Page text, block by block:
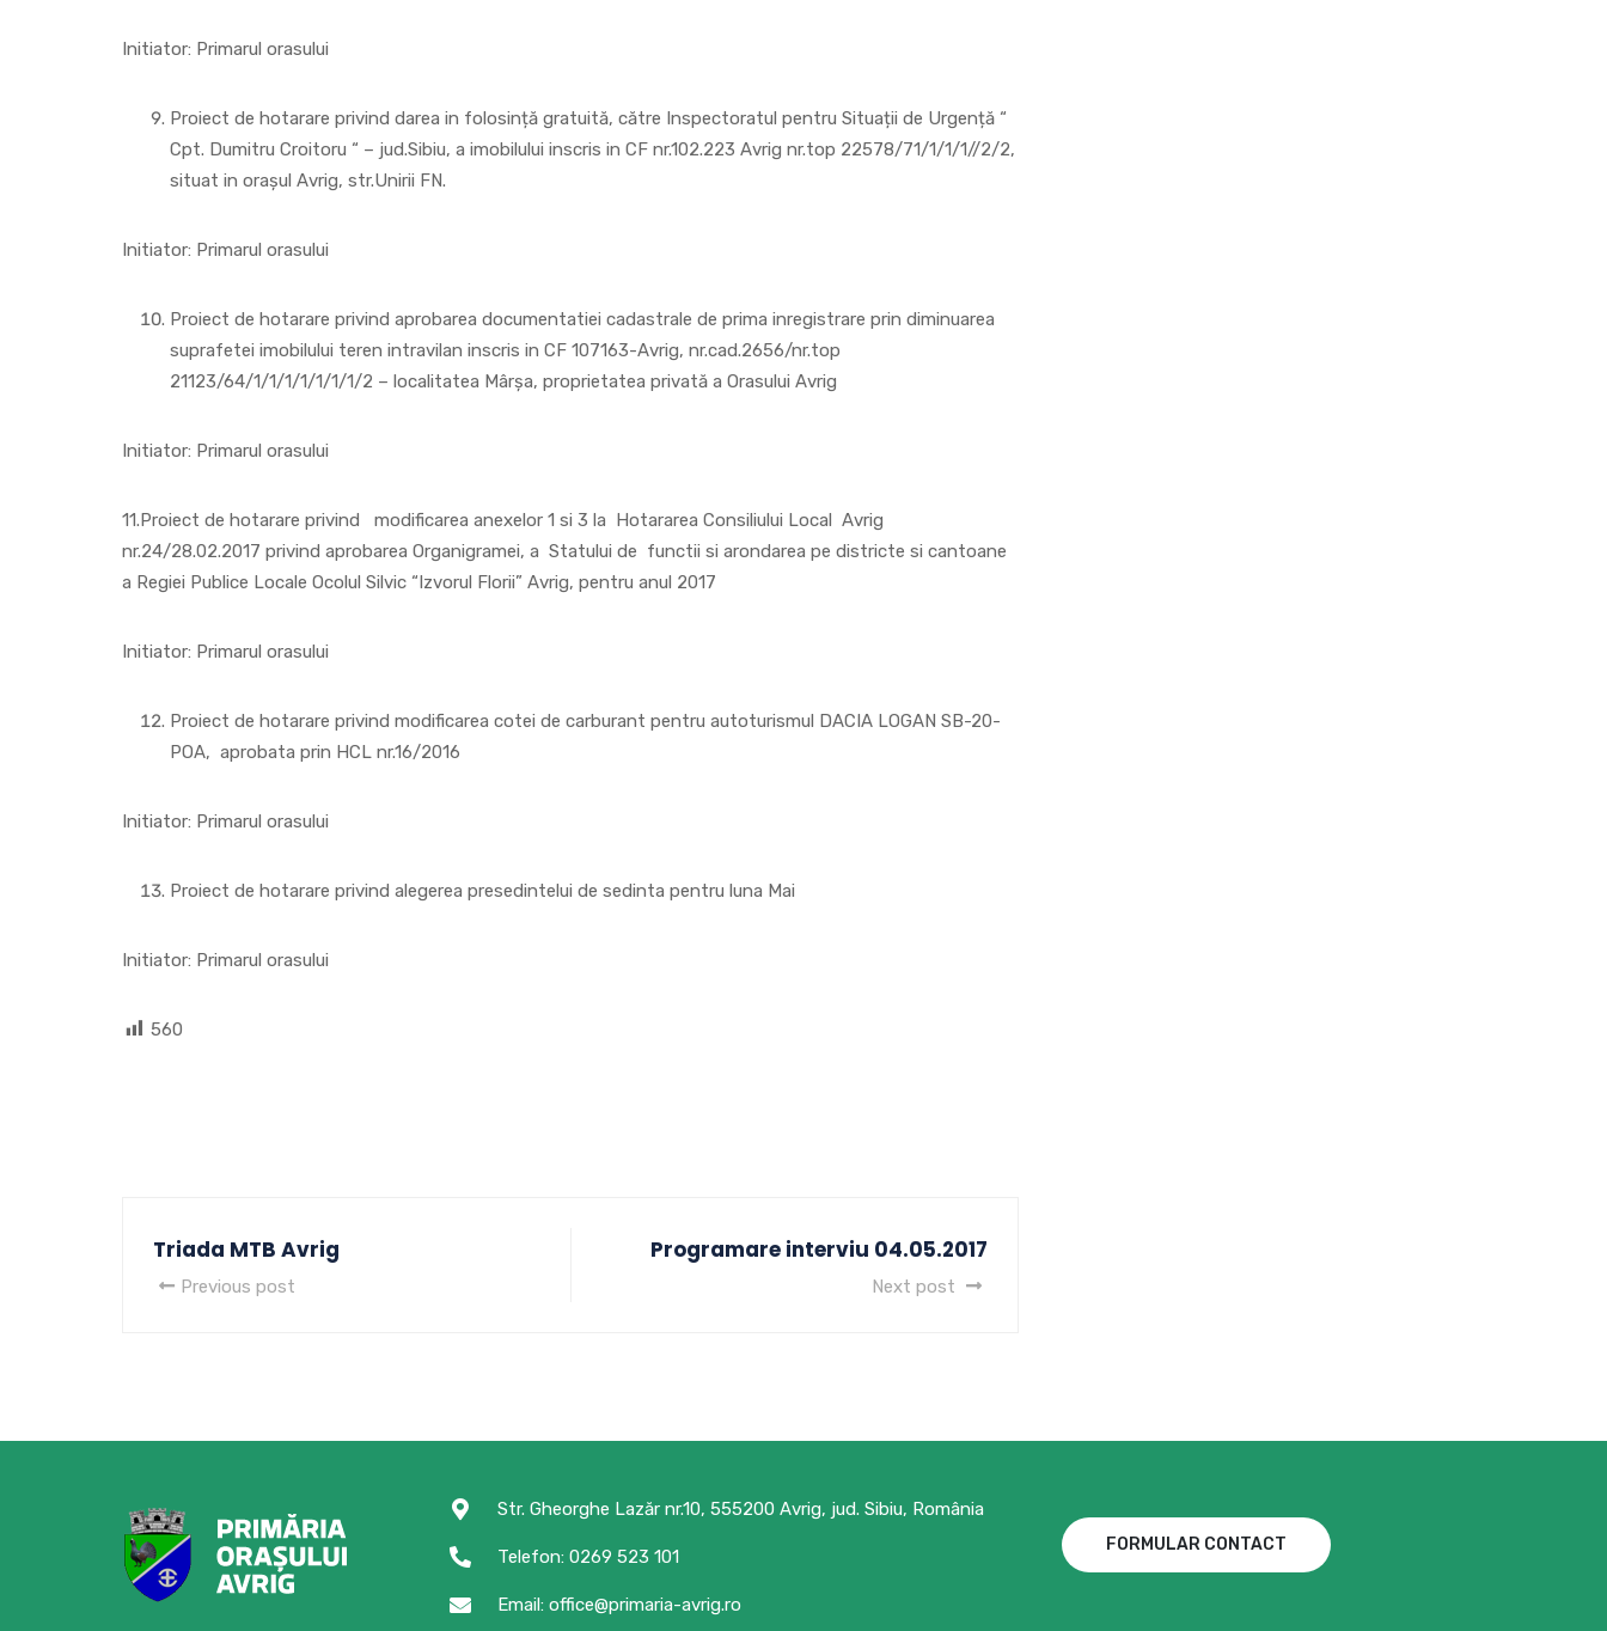
Initiator: Primarul orasului
Proiect de hotarare privind darea in folosință gratuită, către Inspectoratul pentru Situații de Urgență “
Cpt. Dumitru Croitoru “ – jud.Sibiu, a imobilului inscris in CF nr.102.223 Avrig nr.top 22578/71/1/1/1//2/2,
situat in orașul Avrig, str.Unirii FN.
Initiator: Primarul orasului
Proiect de hotarare privind aprobarea documentatiei cadastrale de prima inregistrare prin diminuarea
suprafetei imobilului teren intravilan inscris in CF 107163-Avrig, nr.cad.2656/nr.top
21123/64/1/1/1/1/1/1/1/2 – localitatea Mârşa, proprietatea privată a Orasului Avrig
Initiator: Primarul orasului
11.Proiect de hotarare privind modificarea anexelor 1 si 3 la Hotararea Consiliului Local Avrig
nr.24/28.02.2017 privind aprobarea Organigramei, a Statului de functii si arondarea pe districte si cantoane
a Regiei Publice Locale Ocolul Silvic “Izvorul Florii” Avrig, pentru anul 2017
Initiator: Primarul orasului
Proiect de hotarare privind modificarea cotei de carburant pentru autoturismul DACIA LOGAN SB-20-
POA, aprobata prin HCL nr.16/2016
Initiator: Primarul orasului
Proiect de hotarare privind alegerea presedintelui de sedinta pentru luna Mai
Initiator: Primarul orasului
560
Triada MTB Avrig
Previous post
Programare interviu 04.05.2017
Next post
Str. Gheorghe Lazăr nr.10, 555200 Avrig, jud. Sibiu, România
Telefon: 0269 523 101
Email: office@primaria-avrig.ro
FORMULAR CONTACT